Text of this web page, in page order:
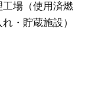
工場（使用済燃
・貯蔵施設）